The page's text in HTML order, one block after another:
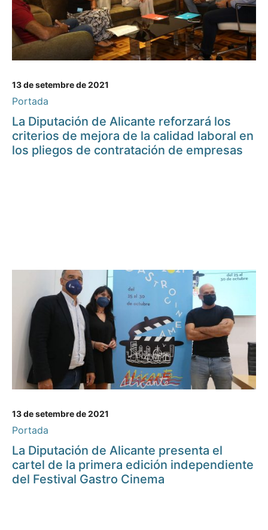
13 de setembre de 2021
Portada
La Diputación de Alicante reforzará los
criterios de mejora de la calidad laboral en
los pliegos de contratación de empresas
13 de setembre de 2021
Portada
La Diputación de Alicante presenta el
cartel de la primera edición independiente
del Festival Gastro Cinema